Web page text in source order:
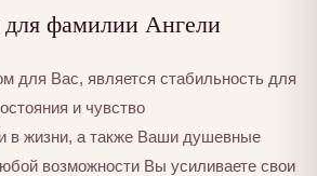
фамилии Ангели
для Вас, является стабильность для
и чувство
в жизни, а также Ваши душевные
возможности Вы усиливаете свои